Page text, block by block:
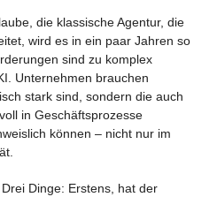
die klassische Agentur, die
wird es in ein paar Jahren so
sind zu komplex
Unternehmen brauchen
stark sind, sondern die auch
in Geschäftsprozesse
können – nicht nur im
Dinge: Erstens, hat der